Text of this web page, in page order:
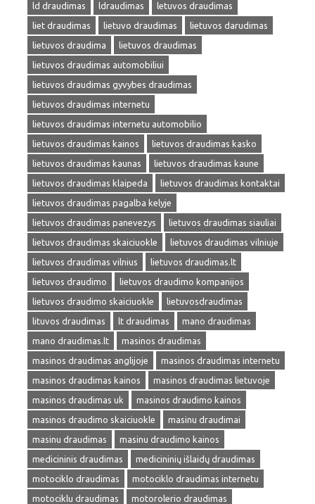
ld draudimas
ldraudimas
letuvos draudimas
liet draudimas
lietuvo draudimas
lietuvos darudimas
lietuvos draudima
lietuvos draudimas
lietuvos draudimas automobiliui
lietuvos draudimas gyvybes draudimas
lietuvos draudimas internetu
lietuvos draudimas internetu automobilio
lietuvos draudimas kainos
lietuvos draudimas kasko
lietuvos draudimas kaunas
lietuvos draudimas kaune
lietuvos draudimas klaipeda
lietuvos draudimas kontaktai
lietuvos draudimas pagalba kelyje
lietuvos draudimas panevezys
lietuvos draudimas siauliai
lietuvos draudimas skaiciuokle
lietuvos draudimas vilniuje
lietuvos draudimas vilnius
lietuvos draudimas.lt
lietuvos draudimo
lietuvos draudimo kompanijos
lietuvos draudimo skaiciuokle
lietuvosdraudimas
lituvos draudimas
lt draudimas
mano draudimas
mano draudimas.lt
masinos draudimas
masinos draudimas anglijoje
masinos draudimas internetu
masinos draudimas kainos
masinos draudimas lietuvoje
masinos draudimas uk
masinos draudimo kainos
masinos draudimo skaiciuokle
masinu draudimai
masinu draudimas
masinu draudimo kainos
medicininis draudimas
medicininių išlaidų draudimas
motociklo draudimas
motociklo draudimas internetu
motociklu draudimas
motorolerio draudimas